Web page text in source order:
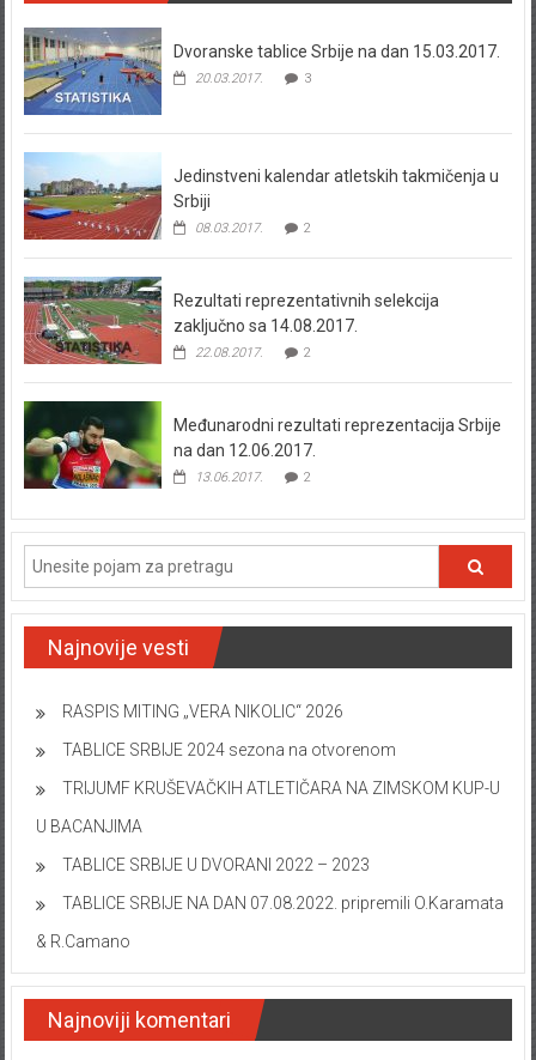
Dvoranske tablice Srbije na dan 15.03.2017.
20.03.2017. 3
Jedinstveni kalendar atletskih takmičenja u
Srbiji
08.03.2017. 2
Rezultati reprezentativnih selekcija
zaključno sa 14.08.2017.
22.08.2017. 2
Međunarodni rezultati reprezentacija Srbije
na dan 12.06.2017.
13.06.2017. 2
Najnovije vesti
RASPIS MITING „VERA NIKOLIC“ 2026
TABLICE SRBIJE 2024 sezona na otvorenom
TRIJUMF KRUŠEVAČKIH ATLETIČARA NA ZIMSKOM KUP-U
U BACANJIMA
TABLICE SRBIJE U DVORANI 2022 – 2023
TABLICE SRBIJE NA DAN 07.08.2022. pripremili O.Karamata
& R.Camano
Najnoviji komentari